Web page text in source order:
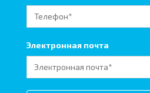
Электронная почта